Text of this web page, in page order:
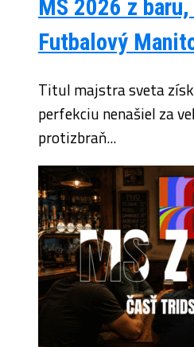
MS 2026 z
Futbalový
Titul majstra sveta
perfekciu nenašiel za
protizbraň...